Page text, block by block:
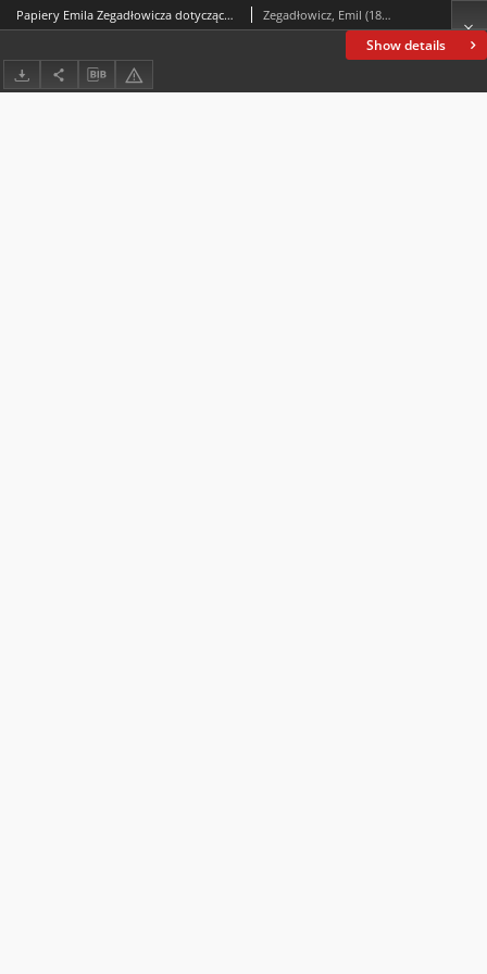
Show details
Papiery Emila Zegadłowicza dotyczące Ministerstwa Sztuki i Kultury – „W Ministerstwie Kultury i Sztuki”, artykuł Zegadłowicz, Emil (1888-1941)